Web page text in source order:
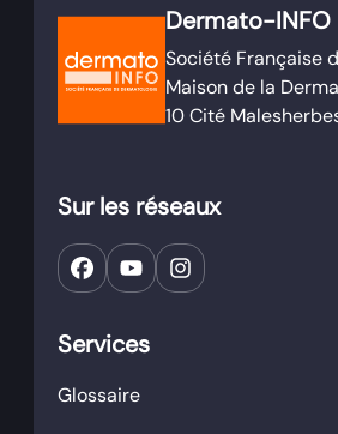
Dermato-INFO
Société Française
Maison de la
10 Cité
Sur les réseaux
Services
Glossaire